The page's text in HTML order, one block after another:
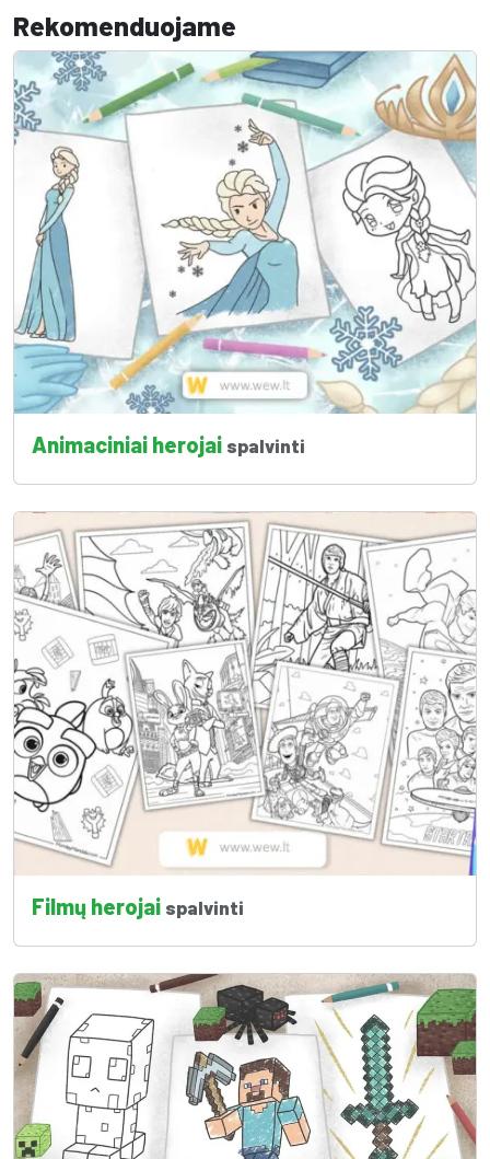
Rekomenduojame
Animaciniai herojai spalvinti
Filmų herojai spalvinti